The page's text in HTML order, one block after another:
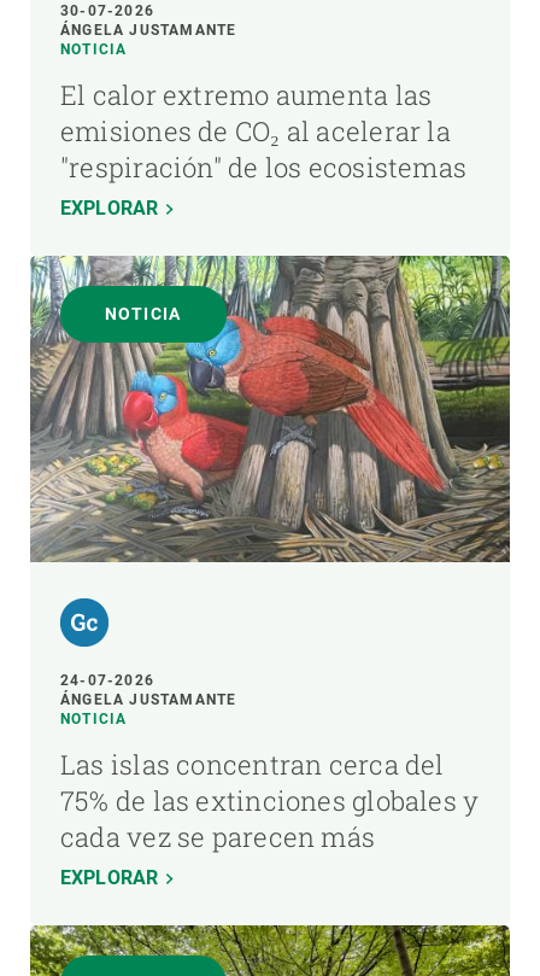
30-07-2026
ÁNGELA JUSTAMANTE
NOTICIA
El calor extremo aumenta las
emisiones de CO₂ al acelerar la
"respiración" de los ecosistemas
EXPLORAR
NOTICIA
24-07-2026
ÁNGELA JUSTAMANTE
NOTICIA
Las islas concentran cerca del
75% de las extinciones globales y
cada vez se parecen más
EXPLORAR